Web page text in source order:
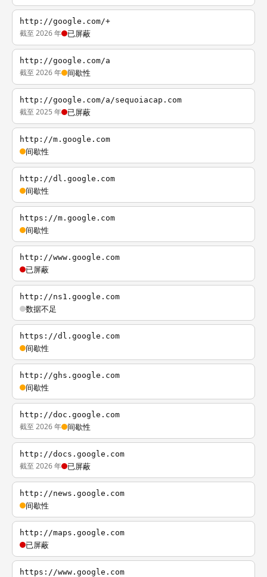
http://google.com/+
截至 2026 年 已屏蔽
http://google.com/a
截至 2026 年 间歇性
http://google.com/a/sequoiacap.com
截至 2025 年 已屏蔽
http://m.google.com
间歇性
http://dl.google.com
间歇性
https://m.google.com
间歇性
http://www.google.com
已屏蔽
http://ns1.google.com
数据不足
https://dl.google.com
间歇性
http://ghs.google.com
间歇性
http://doc.google.com
截至 2026 年 间歇性
http://docs.google.com
截至 2026 年 已屏蔽
http://news.google.com
间歇性
http://maps.google.com
已屏蔽
https://www.google.com